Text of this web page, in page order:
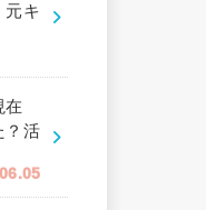
元キ
在
？活